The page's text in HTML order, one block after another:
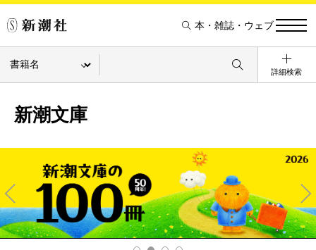
本・雑誌・ウェブ
詳細検索
新潮文庫
Pre
v
Ne
xt